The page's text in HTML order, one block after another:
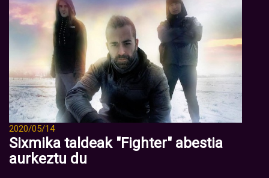
2020/05/14
Sixmika taldeak "Fighter" abestia
aurkeztu du